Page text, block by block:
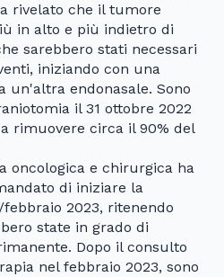
rivelato che il tumore
in alto e più indietro di
sarebbero stati necessari
iniziando con una
un'altra endonasale. Sono
il 31 ottobre 2022
rimuovere circa il 90% del
oncologica e chirurgica ha
di iniziare la
2023, ritenendo
state in grado di
Dopo il consulto
nel febbraio 2023, sono